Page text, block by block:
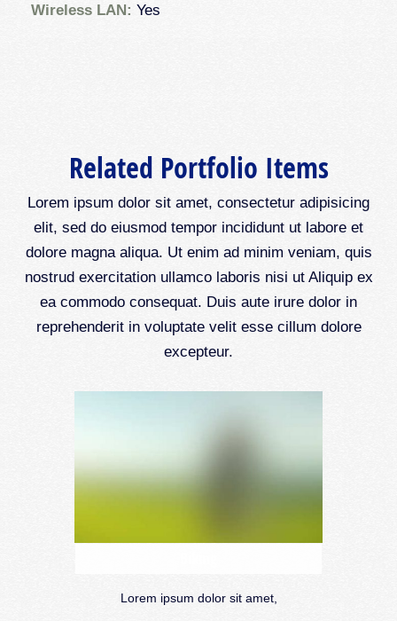
Wireless LAN: Yes
Related Portfolio Items
Lorem ipsum dolor sit amet, consectetur adipisicing
elit, sed do eiusmod tempor incididunt ut labore et
dolore magna aliqua. Ut enim ad minim veniam, quis
nostrud exercitation ullamco laboris nisi ut Aliquip ex
ea commodo consequat. Duis aute irure dolor in
reprehenderit in voluptate velit esse cillum dolore
excepteur.
Lorem ipsum dolor sit amet,